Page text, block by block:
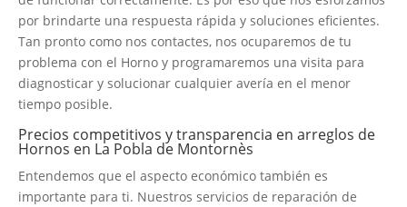
por brindarte una respuesta rápida y soluciones eficientes.
Tan pronto como nos contactes, nos ocuparemos de tu
problema con el Horno y programaremos una visita para
diagnosticar y solucionar cualquier avería en el menor
tiempo posible.
Precios competitivos y transparencia en arreglos de
Hornos en La Pobla de Montornès
Entendemos que el aspecto económico también es
importante para ti. Nuestros servicios de reparación de